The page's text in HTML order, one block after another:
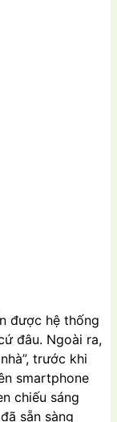
được hệ thống
đâu. Ngoài ra,
trước khi
smartphone
chiếu sáng
sẵn sàng